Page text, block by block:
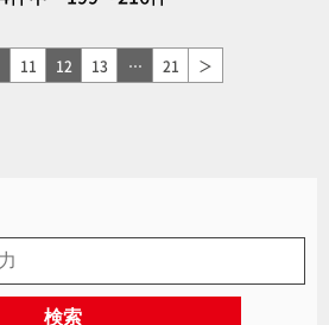
11 12 13 … 21 ＞
検索